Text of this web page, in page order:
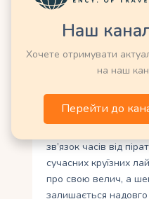
теплий камінь, що
дивитеся на гармати,
думаєте про те, як
дрібниць — з рішень
Для мене Форт
зупинкою в
зв’язок часів від
сучасних круїзних
про свою велич, а
залишається
Наш
Хочете отримувати
на наш
Перейти до